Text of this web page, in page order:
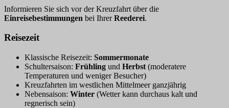
Informieren Sie sich vor der Kreuzfahrt über die
Einreisebestimmungen bei IhrerReederei.
Reisezeit
Klassische Reisezeit: Sommermonate
Schultersaison: Frühling und Herbst (moderatere
Temperaturen und weniger Besucher)
Kreuzfahrten im westlichen Mittelmeer ganzjährig
Nebensaison: Winter (Wetter kann durchaus kalt und
regnerisch sein)